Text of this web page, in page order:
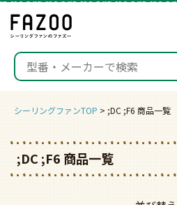
シーリングファンTOP ;DC ;F6 商品一覧
;DC ;F6 商品一覧